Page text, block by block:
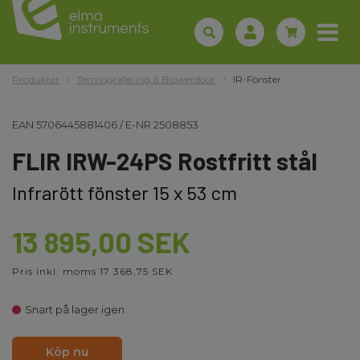
Produkter Termografering & Blowerdoor IR-Fönster
EAN 5706445881406/E-NR 2508853
FLIR IRW-24PS Rostfritt stål
Infrarött fönster 15 x 53 cm
13 895,00 SEK
Pris inkl. moms 17 368,75 SEK
Snart på lager igen
Köp nu